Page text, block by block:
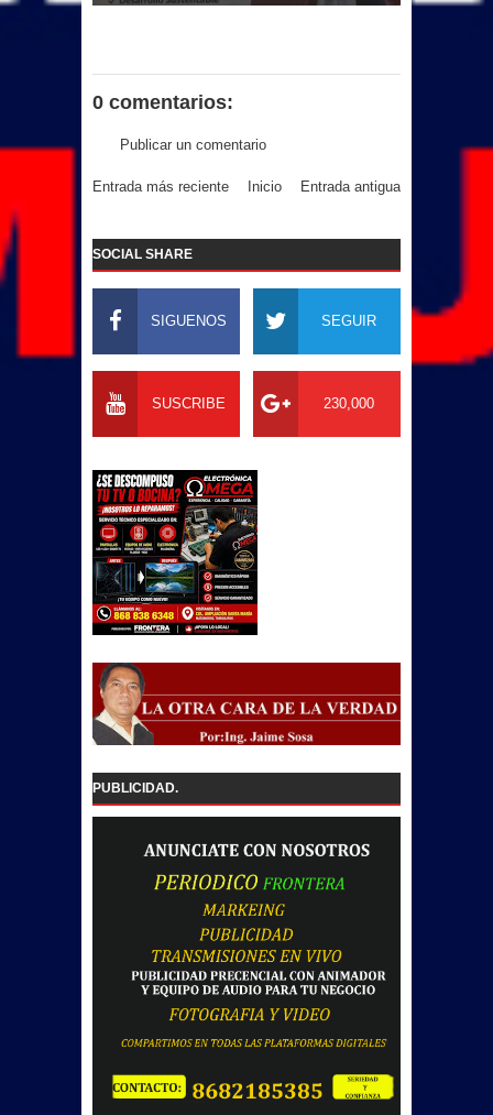
0 comentarios:
Publicar un comentario
Entrada más reciente Entrada antigua
Inicio
SOCIAL SHARE
SIGUENOS SEGUIR
SUSCRIBE 230,000
PUBLICIDAD.